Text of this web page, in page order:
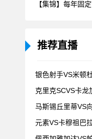
推荐直播
克里克SCVS卡
元素VS卡穆祖巴